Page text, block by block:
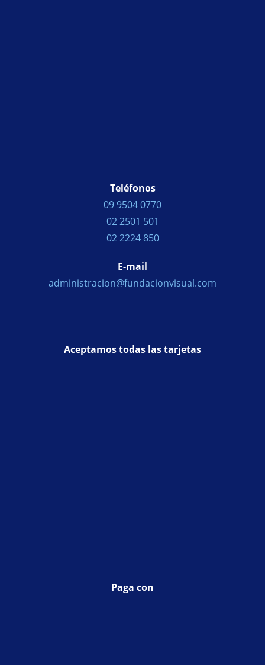
Teléfonos
09 9504 0770
02 2501 501
02 2224 850
E-mail
administracion@fundacionvisual.com
Aceptamos todas las tarjetas
Paga con